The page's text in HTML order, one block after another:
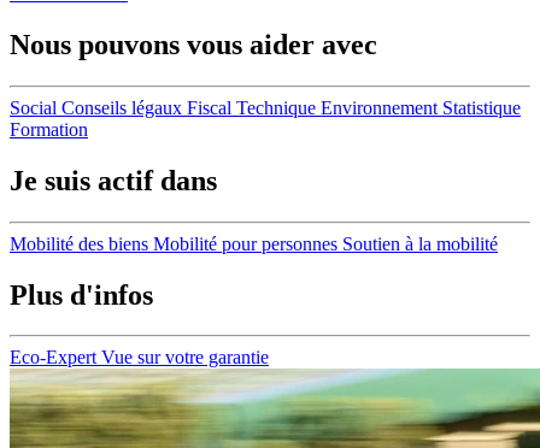
Nous pouvons vous aider avec
Social Conseils légaux Fiscal Technique Environnement Statistique
Formation
Je suis actif dans
Mobilité des biens Mobilité pour personnes Soutien à la mobilité
Plus d'infos
Eco-Expert Vue sur votre garantie